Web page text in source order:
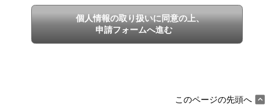
個人情報の取り扱いに同意の上、
申請フォームへ進む
このページの先頭へ